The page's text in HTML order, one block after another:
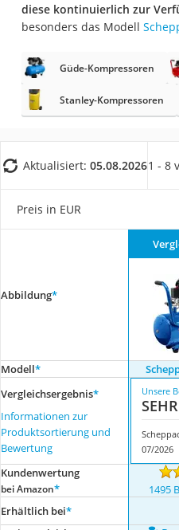
diese kontinuierlich zur
besonders das Modell
Güde-Kompressoren
Stanley-Kompressoren
Aktualisiert: 05.08.20261 - 8
Preis in EUR
Abbildung*
Modell*
Vergleichsergebnis*
Informationen zur
Produktsortierung und
Bewertung
Unsere
07/2026
Kundenwertung
bei Amazon* 1495
Erhältlich bei*